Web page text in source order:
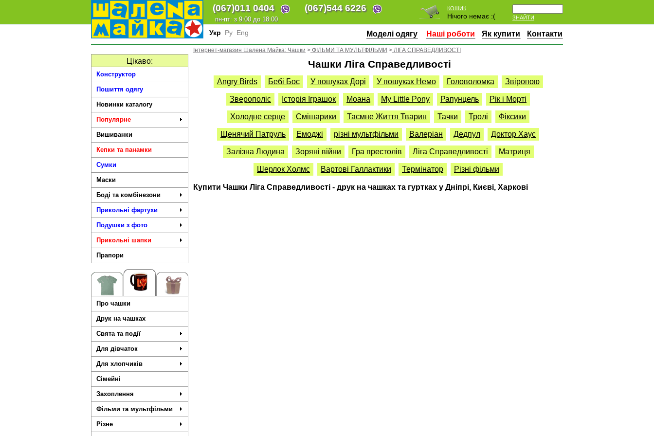
(067)011 0404 (067)544 6226
пн-пт: з 9:00 до 18:00 ЗНАЙТИ
КОШИК
Нічого немає :(
Укр Ру Eng Моделі одягу Наші роботи Як купити Контакти
Цікаво:
Конструктор
Пошиття одягу
Новинки каталогу
Популярне
Вишиванки
Кепки та панамки
Сумки
Маски
Боді та комбінезони
Прикольні фартухи
Подушки з фото
Прикольні шапки
Прапори
Про чашки
Друк на чашках
Свята та події
Для дівчаток
Для хлопчиків
Сімейні
Захоплення
Фільми та мультфільми
Різне
Інтернет-магазин Шалена Майка: Чашки > ФІЛЬМИ ТА МУЛЬТФІЛЬМИ > ЛІГА СПРАВЕДЛИВОСТІ
Чашки Ліга Справедливості
Angry Birds Бебі Бос У пошуках Дорі У пошуках Немо Головоломка Звіропою
Зверополіс Історія Іграшок Моана My Little Pony Рапунцель Рік і Морті
Холодне серце Смішарики Таємне Життя Тварин Тачки Тролі Фіксики
Щенячий Патруль Емоджі різні мультфільми Валеріан Дедпул Доктор Хаус
Залізна Людина Зоряні війни Гра престолів Ліга Справедливості Матриця
Шерлок Холмс Вартові Галлактики Термінатор Різні фільми
Купити Чашки Ліга Справедливості - друк на чашках та гуртках у Дніпрі, Києві, Харкові